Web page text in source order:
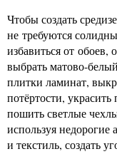
Чтобы создать
не требуются
избавиться от обоев,
выбрать матово-
плитки ламинат,
потёртости,
пошить светлые
используя недорогие
и текстиль, создать